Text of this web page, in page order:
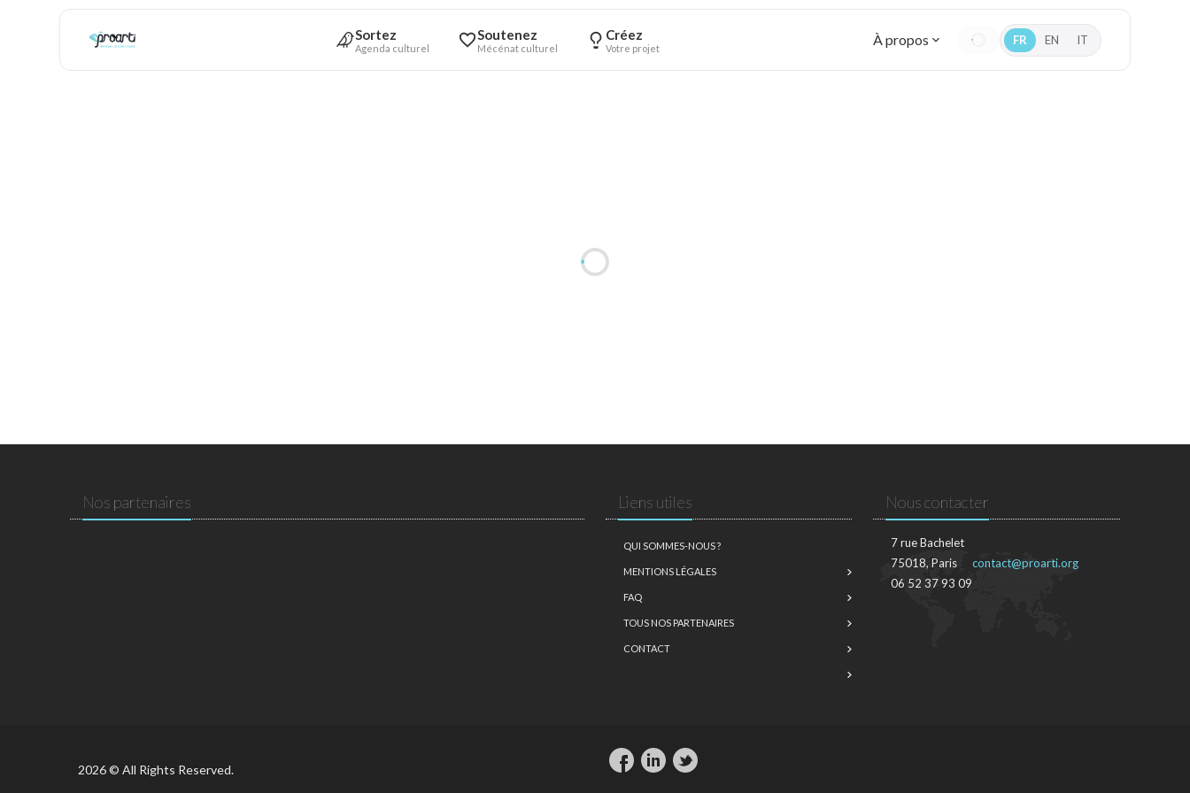
Sortez
Agenda culturel
Soutenez
Mécénat culturel
Créez
Votre projet À propos FR EN IT
Nos partenaires Liens utiles
QUI SOMMES-NOUS ?
MENTIONS LÉGALES
FAQ
TOUS NOS PARTENAIRES
CONTACT
Nous contacter
7 rue Bachelet
75018, Paris
06 52 37 93 09
contact@proarti.org
2026 © All Rights Reserved.